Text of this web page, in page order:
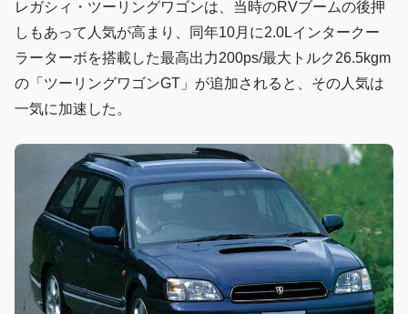
レガシィ・ツーリングワゴンは、当時のRVブームの後押
しもあって人気が高まり、同年10月に2.0Lインタークー
ラーターボを搭載した最高出力200ps/最大トルク26.5kgm
の「ツーリングワゴンGT」が追加されると、その人気は
一気に加速した。